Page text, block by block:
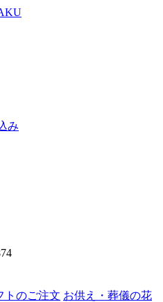
み
トのご注文 お供え・葬儀の花